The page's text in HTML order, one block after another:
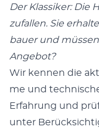
Der Klas­si­ker: Die
zu­fal­len. Sie
bau­er und
Angebot?
Wir ken­nen die
me und
Erfah­rung und
unter